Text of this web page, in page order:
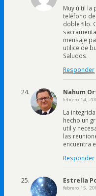
Muy últil la
teléfono
doble filo.
mensaje
utilice de
Saludos.
Responder
Nahum
febrero 14,
La
hecho un
util y
las
encuentra
Responder
Estrella
febrero 15,